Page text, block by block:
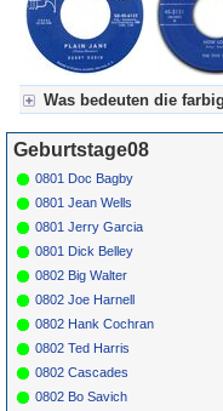
Was bedeuten die
Für Axel's Tageskalender:
Grün = Kurzgeschichte
Grün! = fachlich bestimmt
Grün+ = Stundenbeitrag
Gelb = Kurzgeschichten
Blau = Beschreibungstext
Geburtstage08
0801 Doc Bagby
0801 Jean Wells
0801 Jerry Garcia
0801 Dick Belley
0802 Big Walter
0802 Joe Harnell
0802 Hank Cochran
0802 Ted Harris
0802 Cascades
0802 Bo Savich